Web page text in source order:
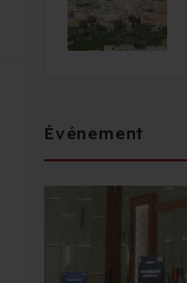
Événement